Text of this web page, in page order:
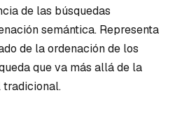
de las búsquedas
semántica. Representa
de la ordenación de los
que va más allá de la